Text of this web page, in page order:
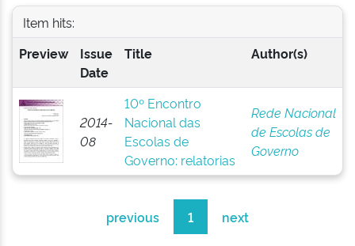
Item hits:
Preview
Issue
Date
Title Author(s)
2014-
08
10º Encontro
Nacional das
Escolas de
Governo: relatorias
Rede Nacional
de Escolas de
Governo
previous 1 next